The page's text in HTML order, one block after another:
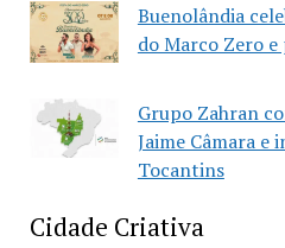
Buenolândia
do Marco Zero
Grupo Zahran
Jaime Câmara e
Tocantins
Cidade Criativa